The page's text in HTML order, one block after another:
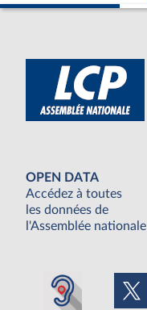
OPEN DATA
Accédez à toutes
les données de
l'Assemblée nationale